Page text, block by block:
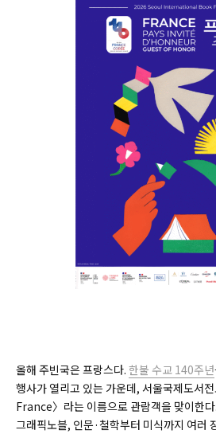
올해 주빈국은 프랑스다. 한불 수교 140주년
행사가 열리고 있는 가운데, 서울국제도서
France〉라는 이름으로 관람객을 맞이한
그래픽노블, 인문·철학부터 미식까지 여러